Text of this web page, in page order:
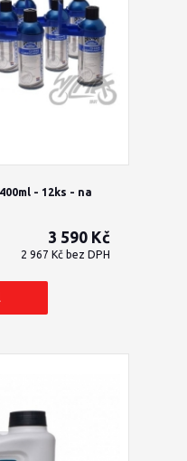
- 12ks - na
3 590 Kč
2 967 Kč bez DPH